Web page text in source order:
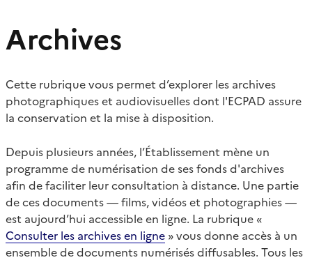
Archives
Cette rubrique vous permet d’explorer les archives
photographiques et audiovisuelles dont l'ECPAD assure
la conservation et la mise à disposition.
Depuis plusieurs années, l’Établissement mène un
programme de numérisation de ses fonds d'archives
afin de faciliter leur consultation à distance. Une partie
de ces documents — films, vidéos et photographies —
est aujourd’hui accessible en ligne. La rubrique «
Consulter les archives en ligne » vous donne accès à un
ensemble de documents numérisés diffusables. Tous les